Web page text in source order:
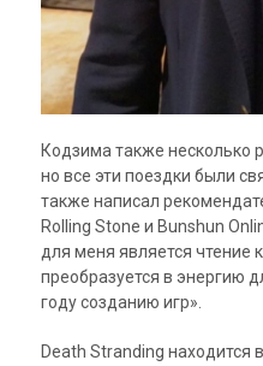
Кодзима также несколько
но все эти поездки были
также написал
Rolling Stone и Bunshun
для меня является чтение
преобразуется в энергию
году созданию игр».
Death Stranding находится